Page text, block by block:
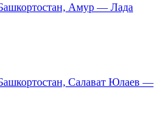
Амур — Лада
Салават Юлаев —